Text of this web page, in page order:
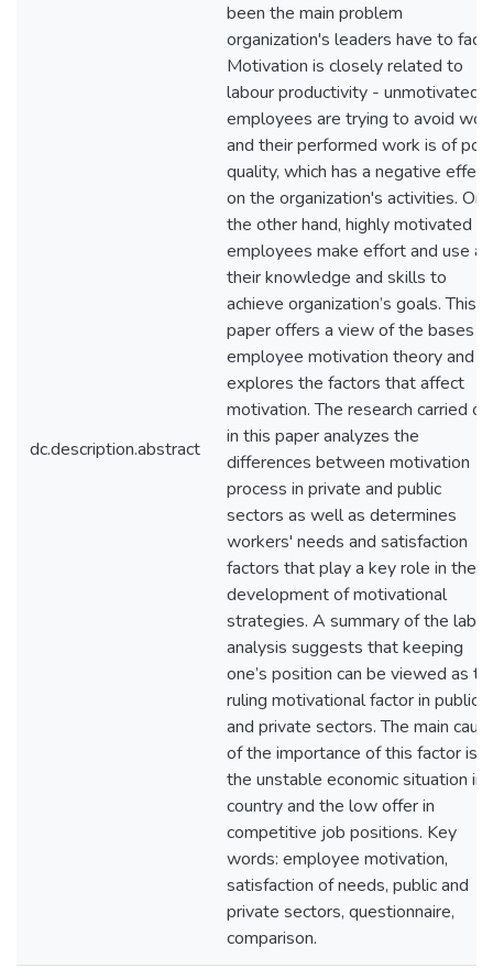
dc.description.abstract
been the main problem
organization's leaders have to face.
Motivation is closely related to
labour productivity - unmotivated
employees are trying to avoid
and their performed work is of
quality, which has a negative effect
on the organization's activities. On
the other hand, highly motivated
employees make effort and use all
their knowledge and skills to
achieve organization’s goals. This
paper offers a view of the bases of
employee motivation theory and
explores the factors that affect
motivation. The research carried
in this paper analyzes the
differences between motivation
process in private and public
sectors as well as determines
workers' needs and satisfaction
factors that play a key role in the
development of motivational
strategies. A summary of the
analysis suggests that keeping
one’s position can be viewed as
ruling motivational factor in public
and private sectors. The main
of the importance of this factor is
the unstable economic situation in
country and the low offer in
competitive job positions. Key
words: employee motivation,
satisfaction of needs, public and
private sectors, questionnaire,
comparison.